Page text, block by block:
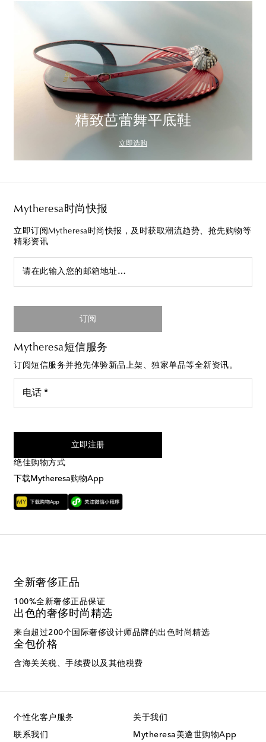
精致芭蕾舞平底鞋
立即选购
Mytheresa时尚快报
立即订阅Mytheresa时尚快报，及时获取潮流趋势、抢先购物等
精彩资讯
请在此输入您的邮箱地址…
订阅
Mytheresa短信服务
订阅短信服务并抢先体验新品上架、独家单品等全新资讯。
电话 *
立即注册
绝佳购物方式
下载Mytheresa购物App
全新奢侈正品
100%全新奢侈正品保证
出色的奢侈时尚精选
来自超过200个国际奢侈设计师品牌的出色时尚精选
全包价格
含海关关税、手续费以及其他税费
个性化客户服务
联系我们
关于我们
Mytheresa美遴世购物App